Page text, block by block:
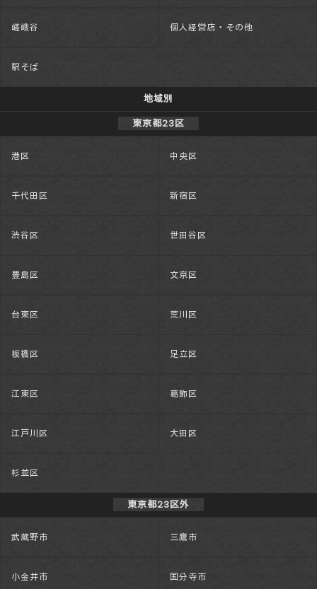
嵯峨谷 個人経営店・その他
駅そば
地域別
東京都23区
港区 中央区
千代田区 新宿区
渋谷区 世田谷区
豊島区 文京区
台東区 荒川区
板橋区 足立区
江東区 葛飾区
江戸川区 大田区
杉並区
東京都23区外
武蔵野市 三鷹市
小金井市 国分寺市